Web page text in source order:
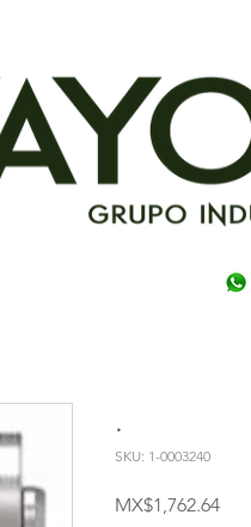
.
SKU: 1-0003240
MX$1,762.64Price